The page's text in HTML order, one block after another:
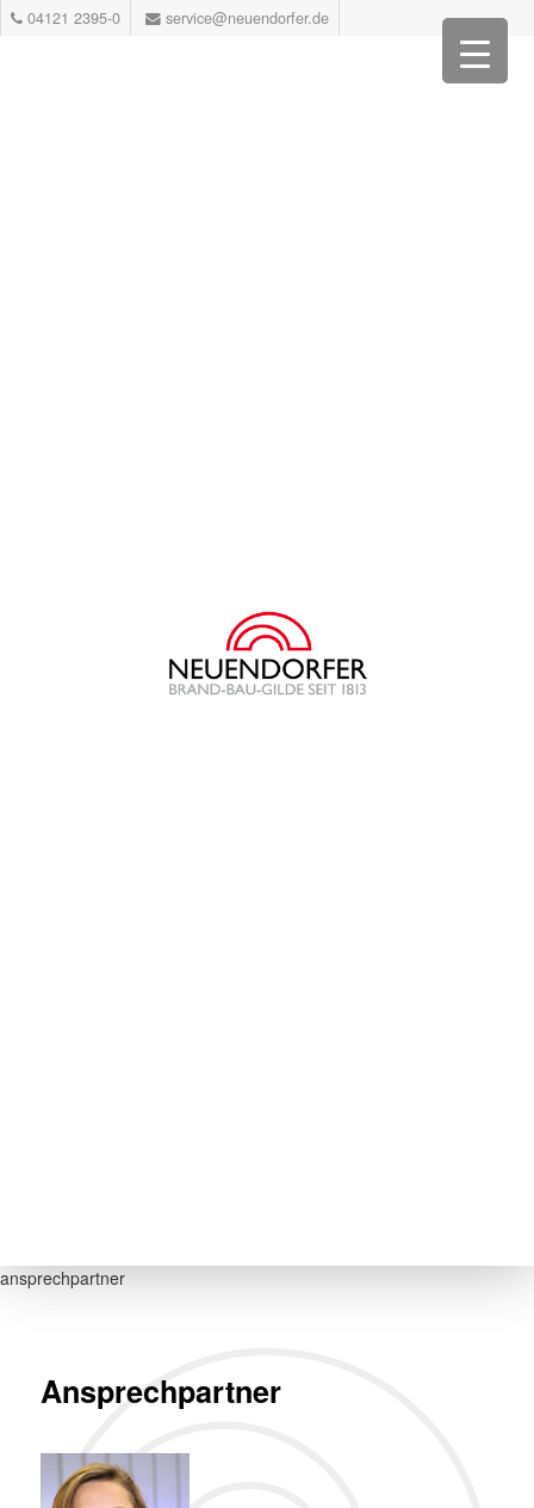
04121 2395-0 service@neuendorfer.de
ansprechpartner
Ansprechpartner